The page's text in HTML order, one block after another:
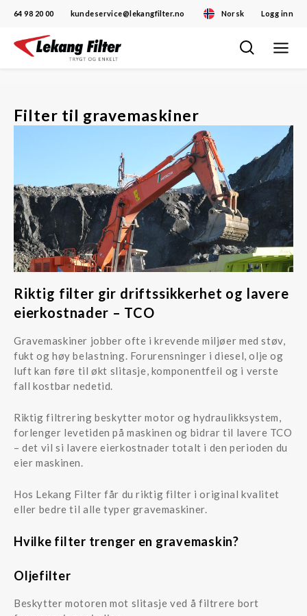
Norsk Logg inn
64 98 20 00 kundeservice@lekangfilter.no
Skip
Toggle
Filter til gravemaskiner
Riktig filter gir driftssikkerhet og lavere
eierkostnader – TCO
Gravemaskiner jobber ofte i krevende miljøer med støv,
fukt og høy belastning. Forurensninger i diesel, olje og
luft kan føre til økt slitasje, komponentfeil og i verste
fall kostbar nedetid.
Riktig filtrering beskytter motor og hydraulikksystem,
forlenger levetiden på maskinen og bidrar til lavere TCO
– det vil si lavere eierkostnader totalt i den perioden du
eier maskinen.
Hos Lekang Filter får du riktig filter i original kvalitet
eller bedre til alle typer gravemaskiner.
Hvilke filter trenger en gravemaskin?
Oljefilter
Beskytter motoren mot slitasje ved å filtrere bort